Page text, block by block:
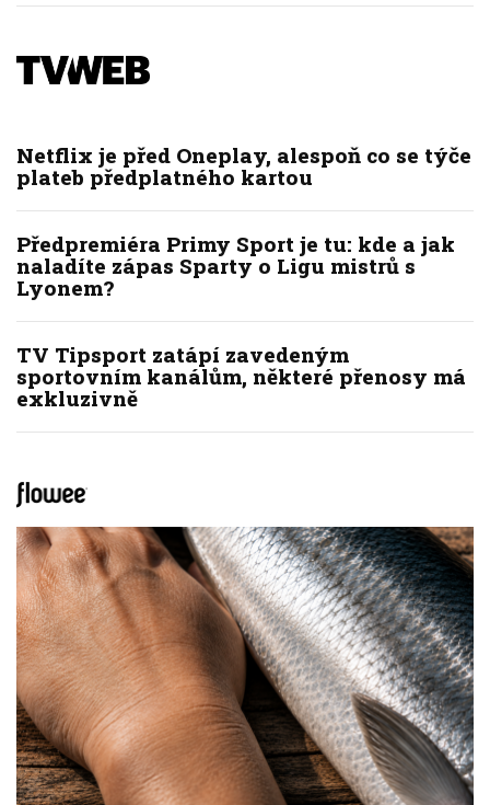
Netflix je před Oneplay, alespoň co se týče
plateb předplatného kartou
Předpremiéra Primy Sport je tu: kde a jak
naladíte zápas Sparty o Ligu mistrů s
Lyonem?
TV Tipsport zatápí zavedeným
sportovním kanálům, některé přenosy má
exkluzivně